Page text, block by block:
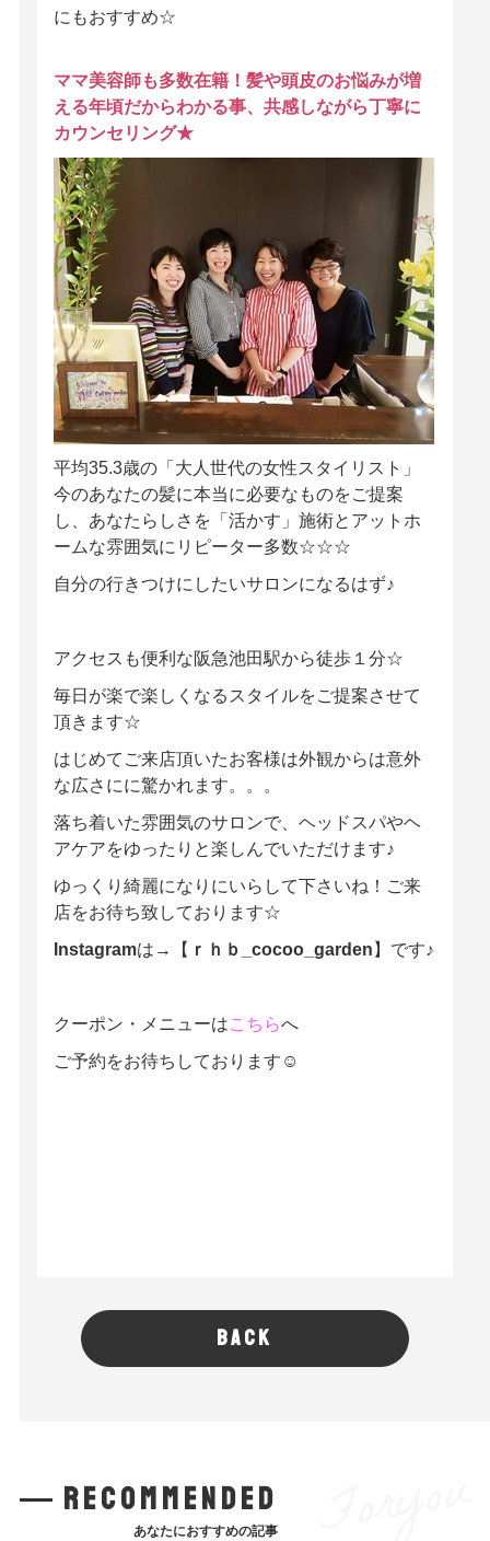
にもおすすめ☆
ママ美容師も多数在籍！髪や頭皮のお悩みが増
える年頃だからわかる事、共感しながら丁寧に
カウンセリング★
平均35.3歳の「大人世代の女性スタイリスト」
今のあなたの髪に本当に必要なものをご提案
し、あなたらしさを「活かす」施術とアットホ
ームな雰囲気にリピーター多数☆☆☆
自分の行きつけにしたいサロンになるはず♪
アクセスも便利な阪急池田駅から徒歩１分☆
毎日が楽で楽しくなるスタイルをご提案させて
頂きます☆
はじめてご来店頂いたお客様は外観からは意外
な広さにに驚かれます。。。
落ち着いた雰囲気のサロンで、ヘッドスパやヘ
アケアをゆったりと楽しんでいただけます♪
ゆっくり綺麗になりにいらして下さいね！ご来
店をお待ち致しております☆
Instagramは→【 ｒｈｂ_cocoo_garden 】です♪
クーポン・メニューはこちらへ
ご予約をお待ちしております☺
BACK
recommended
あなたにおすすめの記事